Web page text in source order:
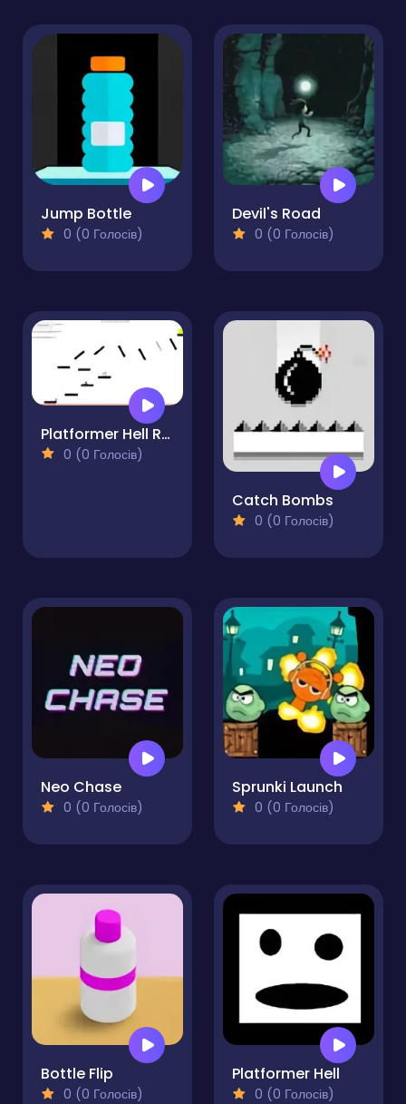
Jump Bottle
0 (0 Голосів)
Devil's Road
0 (0 Голосів)
Platformer Hell Reupload
0 (0 Голосів)
Catch Bombs
0 (0 Голосів)
Neo Chase
0 (0 Голосів)
Sprunki Launch
0 (0 Голосів)
Bottle Flip
0 (0 Голосів)
Platformer Hell
0 (0 Голосів)